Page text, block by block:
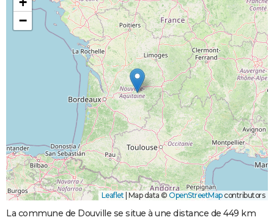
−
Leaflet Map data © OpenStreetMapcontributors
La commune de Douville se situe à une distance de 449 km